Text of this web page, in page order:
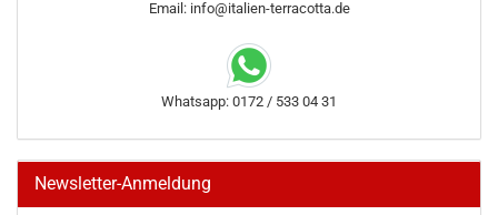
Email: info@italien-terracotta.de
Whatsapp: 0172 / 533 04 31
Newsletter-Anmeldung